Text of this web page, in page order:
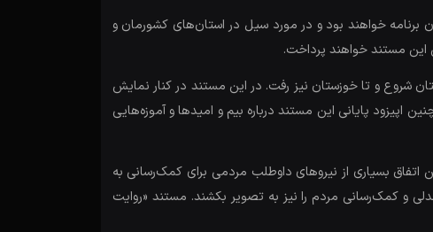
خواهند بود و در مورد سیل در استان‌های کشورمان و
مستند خواهند پرداخت.
می‌پردازد؛ سیلابی که از استان گلستان شروع و تا خوزستان نیز رفت. در این مستند در کنار نمایش
اپیزود پایانی این مستند درباره بیم و امیدها و آموزه‌هایی
پس از این اتفاق بسیاری از نیروهای داوطلب مردمی برای کمک‌رسانی به
و کمک‌رسانی مردم را نیز به تصویر بکشند. مستند «روایت